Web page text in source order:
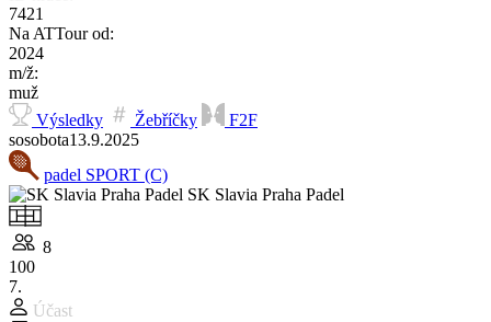
7421
Na ATTour od:
2024
m/ž:
muž
Výsledky
Žebříčky
F2F
sosobota13.9.2025
padel SPORT (C)
SK Slavia Praha Padel
8
100
7.
Účast